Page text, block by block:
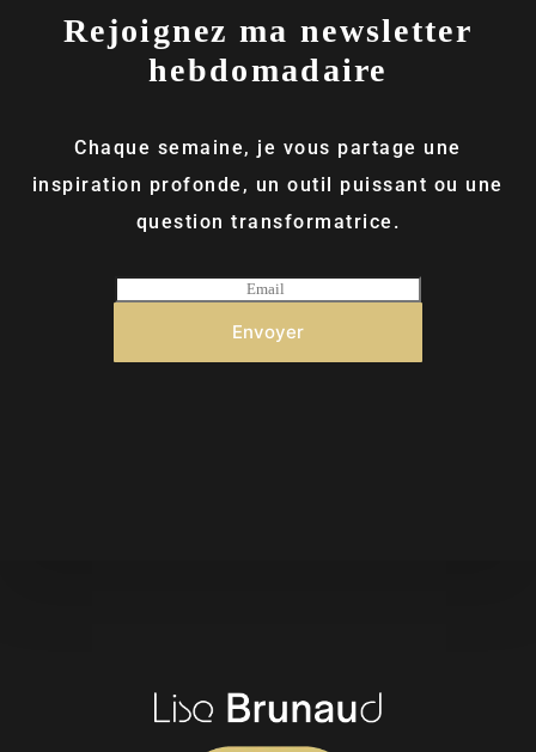
Rejoignez ma newsletter
hebdomadaire
Chaque semaine, je vous partage une
inspiration profonde, un outil puissant ou une
question transformatrice.
E
m
l
Envoyer